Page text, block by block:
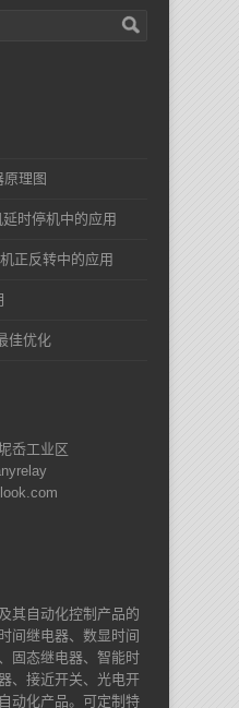
原理图
时停机中的应用
正反转中的应用
佳优化
岙工业区
其自动化控制产品的
间继电器、数显时间
固态继电器、智能时
、接近开关、光电开
动化产品。可定制特